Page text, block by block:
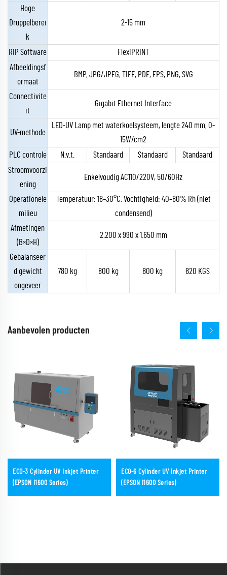
Hoge
Druppelberei
k
2-15 mm
RIP Software
FlexiPRINT
Afbeeldingsf
ormaat
BMP, JPG/JPEG, TIFF, PDF, EPS, PNG, SVG
Connectivite
it
Gigabit Ethernet Interface
UV-methode
LED-UV Lamp met waterkoelsysteem, lengte 240 mm, 0-
15W/cm2
PLC controle
N.v.t. Standaard Standaard
Standaard
Stroomvoorzi
ening
Enkelvoudig AC110/220V, 50/60Hz
Operationele
milieu
Temperatuur: 18–30°C. Vochtigheid: 40–80% Rh (niet
condensend)
Afmetingen
(B×D×H)
2.200 x 990 x 1.650 mm
Gebalanseer
d gewicht
ongeveer
780 kg 800 kg 800 kg 820 KGS
Aanbevolen producten
ECO-3 Cylinder UV Inkjet Printer
(EPSON I1600 Series)
ECO-6 Cylinder UV Inkjet Printer
(EPSON I1600 Series)